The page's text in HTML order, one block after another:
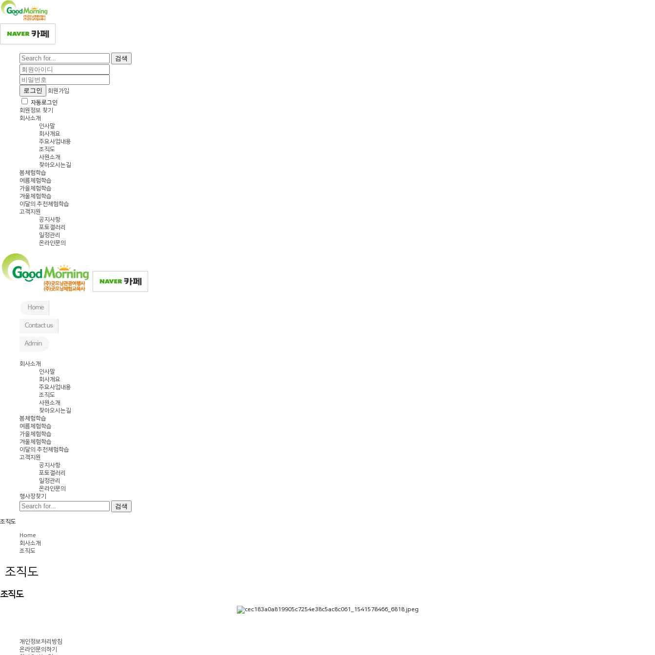
검색
로그인
회원가입
자동로그인
회원정보 찾기
회사소개
인사말
회사개요
주요사업내용
조직도
사원소개
찾아오시는길
봄체험학습
여름체험학습
가을체험학습
겨울체험학습
이달의 추천체험학습
고객지원
공지사항
포토갤러리
일정관리
온라인문의
회사소개
인사말
회사개요
주요사업내용
조직도
사원소개
찾아오시는길
봄체험학습
여름체험학습
가을체험학습
겨울체험학습
이달의 추천체험학습
고객지원
공지사항
포토갤러리
일정관리
온라인문의
행사장찾기
검색
조직도
Home
회사소개
조직도
조직도
조직도
개인정보처리방침
온라인문의하기